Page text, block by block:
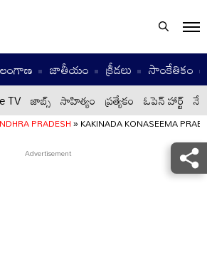
జాతీయం క్రీడలు సాంకేతికం
TV జాబ్స్ సాహిత్యం ప్రత్యేకం ఓపెన్ హార్ట్
PRADESH»KAKINADA KONASEEMA